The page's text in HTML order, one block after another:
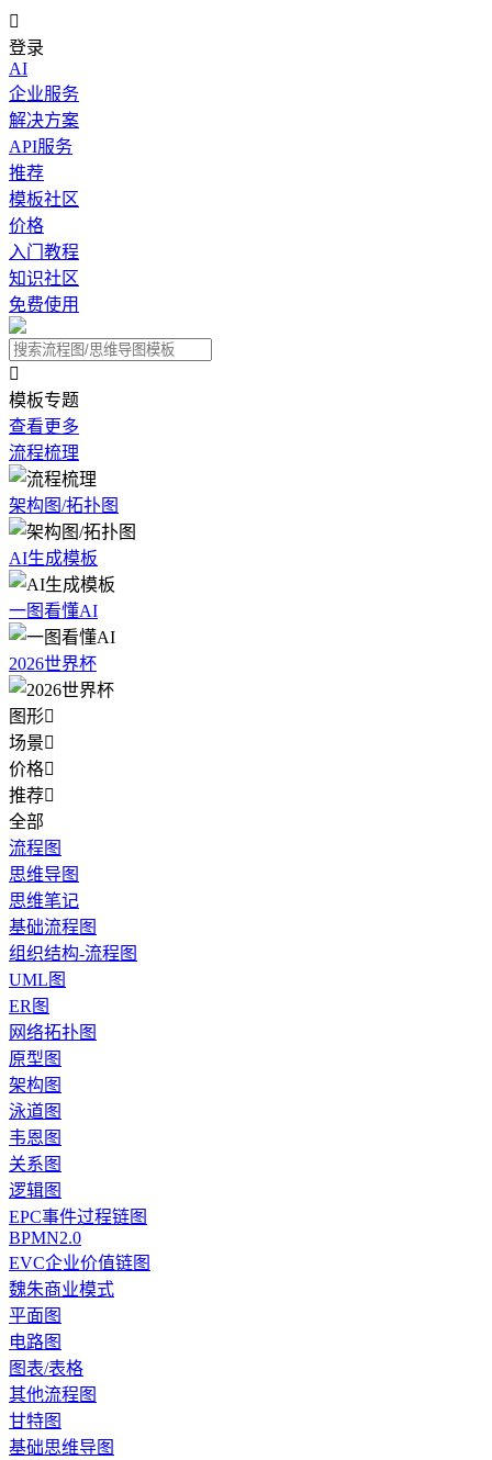

登录
AI
企业服务
解决方案
API服务
推荐
模板社区
价格
入门教程
知识社区
免费使用

模板专题
查看更多
流程梳理
架构图/拓扑图
AI生成模板
一图看懂AI
2026世界杯
图形
场景
价格
推荐
全部
流程图
思维导图
思维笔记
基础流程图
组织结构-流程图
UML图
ER图
网络拓扑图
原型图
架构图
泳道图
韦恩图
关系图
逻辑图
EPC事件过程链图
BPMN2.0
EVC企业价值链图
魏朱商业模式
平面图
电路图
图表/表格
其他流程图
甘特图
基础思维导图